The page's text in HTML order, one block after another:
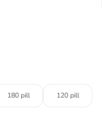
180 pill 120 pill